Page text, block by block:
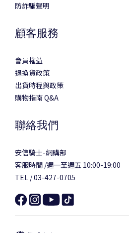
防詐騙聲明
顧客服務
會員權益
退換貨政策
出貨時程與政策
購物指南 Q&A
聯絡我們
安信騎士-網購部
客服時間 /週一至週五 10:00-19:00
TEL / 03-427-0705